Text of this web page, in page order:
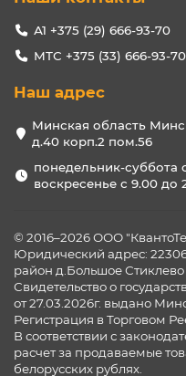
А1 +375 (29) 666-93-70
МТС +375 (33) 666-93-70
Наш адрес
Минская область
д.40 корп.2 пом.56
понедельник-суббота
воскресенье с 9.00 до
© 2016–2026 ООО
Юридический адрес:
район д.Большое
Свидетельство о
от 27.03.2026г. выдано
Регистрация в Торговом
В соответствии с
расчет за продаваемые
белорусских рублях.